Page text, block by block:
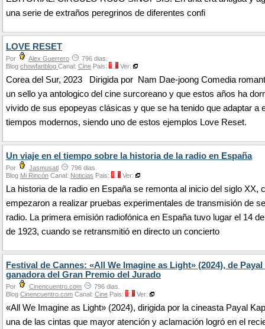
una serie de extraños peregrinos de diferentes confi
LOVE RESET
Por Alex Guerrero
796 dias.
Blog chowfanblog Canal: Cine Pais: Ver:
Corea del Sur, 2023 Dirigida por Nam Dae-joong Comedia
un sello ya antologico del cine surcoreano y que estos años ha
vivido de sus epopeyas clásicas y que se ha tenido que adaptar a
tiempos modernos, siendo uno de estos ejemplos Love Reset.
Un viaje en el tiempo sobre la historia de la radio en España
Por Jasmusatl
796 dias.
Blog Mi Rincón Canal: Noticias Pais: Ver:
La historia de la radio en España se remonta al inicio del siglo XX,
empezaron a realizar pruebas experimentales de transmisión de
radio. La primera emisión radiofónica en España tuvo lugar el 14
de 1923, cuando se retransmitió en directo un concierto
Festival de Cannes: «All We Imagine as Light» (2024), de
ganadora del Gran Premio del Jurado
Por Cinencuentro.com
796 dias.
Blog Cinencuentro.com Canal: Cine Pais: Ver:
«All We Imagine as Light» (2024), dirigida por la cineasta Payal
una de las cintas que mayor atención y aclamación logró en el